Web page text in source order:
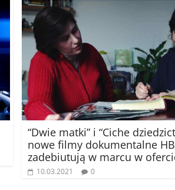
“Dwie matki” i “Ciche
nowe filmy dokumentalne
zadebiutują w marcu w
10.03.2021 0